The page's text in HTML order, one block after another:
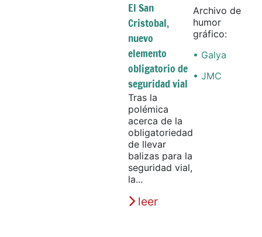
El San
Cristobal,
nuevo
elemento
obligatorio de
seguridad vial
Tras la
polémica
acerca de la
obligatoriedad
de llevar
balizas para la
seguridad vial,
la...
leer
Archivo de
humor
gráfico:
• Galya
• JMC